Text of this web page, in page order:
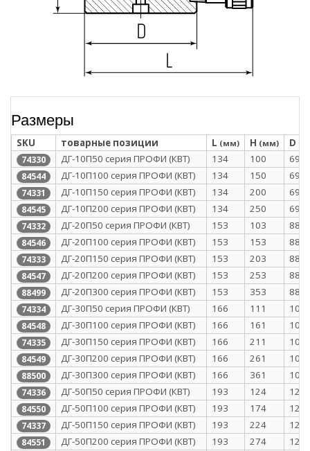
Размеры
SKU товарные позиции L (мм) H (мм) D
74330 ДГ-10П50 серия ПРОФИ (КВТ) 134 100 69
84544 ДГ-10П100 серия ПРОФИ (КВТ) 134 150 69
74331 ДГ-10П150 серия ПРОФИ (КВТ) 134 200 69
84545 ДГ-10П200 серия ПРОФИ (КВТ) 134 250 69
74332 ДГ-20П50 серия ПРОФИ (КВТ) 153 103 88
84546 ДГ-20П100 серия ПРОФИ (КВТ) 153 153 88
74333 ДГ-20П150 серия ПРОФИ (КВТ) 153 203 88
84547 ДГ-20П200 серия ПРОФИ (КВТ) 153 253 88
88499 ДГ-20П300 серия ПРОФИ (КВТ) 153 353 88
74334 ДГ-30П50 серия ПРОФИ (КВТ) 166 111 101
84548 ДГ-30П100 серия ПРОФИ (КВТ) 166 161 101
74335 ДГ-30П150 серия ПРОФИ (КВТ) 166 211 101
84549 ДГ-30П200 серия ПРОФИ (КВТ) 166 261 101
88500 ДГ-30П300 серия ПРОФИ (КВТ) 166 361 101
74336 ДГ-50П50 серия ПРОФИ (КВТ) 193 124 128
84550 ДГ-50П100 серия ПРОФИ (КВТ) 193 174 128
74337 ДГ-50П150 серия ПРОФИ (КВТ) 193 224 128
84551 ДГ-50П200 серия ПРОФИ (КВТ) 193 274 128